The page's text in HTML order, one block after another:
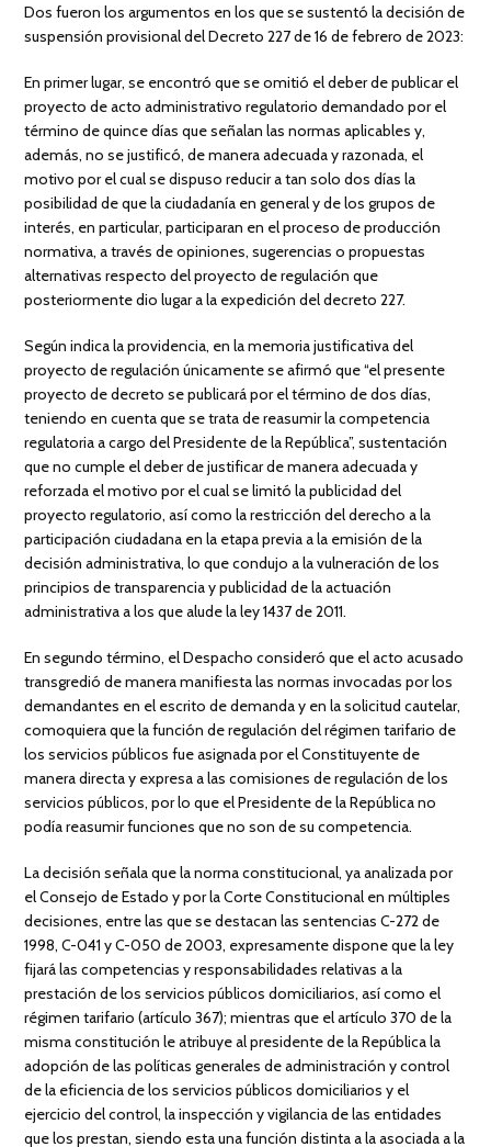
Dos fueron los argumentos en los que se sustentó la decisión de
suspensión provisional del Decreto 227 de 16 de febrero de 2023:
En primer lugar, se encontró que se omitió el deber de publicar el
proyecto de acto administrativo regulatorio demandado por el
término de quince días que señalan las normas aplicables y,
además, no se justificó, de manera adecuada y razonada, el
motivo por el cual se dispuso reducir a tan solo dos días la
posibilidad de que la ciudadanía en general y de los grupos de
interés, en particular, participaran en el proceso de producción
normativa, a través de opiniones, sugerencias o propuestas
alternativas respecto del proyecto de regulación que
posteriormente dio lugar a la expedición del decreto 227.
Según indica la providencia, en la memoria justificativa del
proyecto de regulación únicamente se afirmó que “el presente
proyecto de decreto se publicará por el término de dos días,
teniendo en cuenta que se trata de reasumir la competencia
regulatoria a cargo del Presidente de la República”, sustentación
que no cumple el deber de justificar de manera adecuada y
reforzada el motivo por el cual se limitó la publicidad del
proyecto regulatorio, así como la restricción del derecho a la
participación ciudadana en la etapa previa a la emisión de la
decisión administrativa, lo que condujo a la vulneración de los
principios de transparencia y publicidad de la actuación
administrativa a los que alude la ley 1437 de 2011.
En segundo término, el Despacho consideró que el acto acusado
transgredió de manera manifiesta las normas invocadas por los
demandantes en el escrito de demanda y en la solicitud cautelar,
comoquiera que la función de regulación del régimen tarifario de
los servicios públicos fue asignada por el Constituyente de
manera directa y expresa a las comisiones de regulación de los
servicios públicos, por lo que el Presidente de la República no
podía reasumir funciones que no son de su competencia.
La decisión señala que la norma constitucional, ya analizada por
el Consejo de Estado y por la Corte Constitucional en múltiples
decisiones, entre las que se destacan las sentencias C-272 de
1998, C-041 y C-050 de 2003, expresamente dispone que la ley
fijará las competencias y responsabilidades relativas a la
prestación de los servicios públicos domiciliarios, así como el
régimen tarifario (artículo 367); mientras que el artículo 370 de la
misma constitución le atribuye al presidente de la República la
adopción de las políticas generales de administración y control
de la eficiencia de los servicios públicos domiciliarios y el
ejercicio del control, la inspección y vigilancia de las entidades
que los prestan, siendo esta una función distinta a la asociada a la